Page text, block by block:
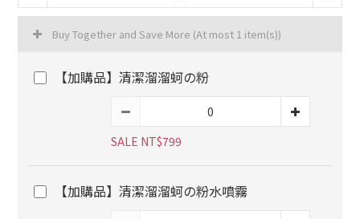
Buy Together and Save More (At most 1 item(s))
【加購品】清潔溜溜蚵の粉
SALE NT$799
【加購品】清潔溜溜蚵の粉水噴霧